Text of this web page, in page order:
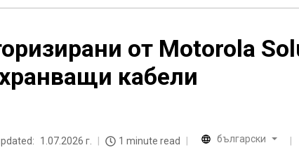
от Motorola
кабели
1.07.2026 г. 1 minute read български